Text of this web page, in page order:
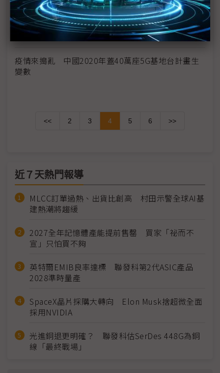
經濟大省復工率逾50% 企業包車包機搶人回廠
疫情加速遠距、雲端應用發展 鴻海等廠秀肌肉
疫情來搗亂 中國2020年蓋40萬座5G基地台計畫生
變數
<< 2 3 4 5 6 >>
近７天熱門報導
MLCC訂單過熱、出貨比創高 村田示警全球AI基
建熱潮將趨緩
2027全年記憶體產能提前售罄 買家「祕而不
宣」只怕買不夠
英特爾EMIB良率達標 聯發科第2代ASIC產品
2028準時量產
SpaceX晶片採購大轉向 Elon Musk捨超微全面
採用NVIDIA
光進銅退更明確？ 聯發科估SerDes 448G為銅
線「最終戰場」